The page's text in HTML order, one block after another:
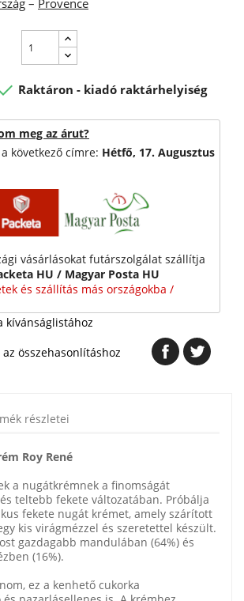
– Provence
Raktáron - kiadó raktárhelyiség
meg az árut?
következő címre: Hétfő, 17. Augusztus
vásárlásokat futárszolgálat szállítja
HU / Magyar Posta HU
és szállítás más országokba /
kívánságlistához
az összehasonlításhoz
részletei
Roy René
a nugátkrémnek a finomságát
teltebb fekete változatában. Próbálja
fekete nugát krémet, amely szárított
kis virágmézzel és szeretettel készült.
gazdagabb mandulában (64%) és
(16%).
ez a kenhető cukorka